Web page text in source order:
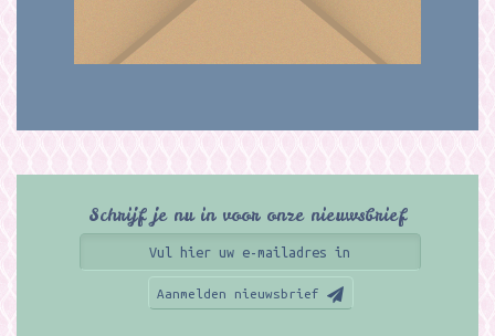
Schrijf je nu in voor onze nieuwsbrief
Aanmelden nieuwsbrief